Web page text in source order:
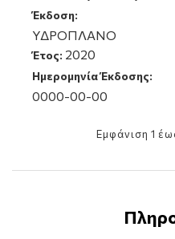
Έκδοση:
ΥΔΡΟΠΛΑΝΟ
Έτος: 2020
Ημερομηνία Έκδοσης:
0000-00-00
Εμφάνιση 1